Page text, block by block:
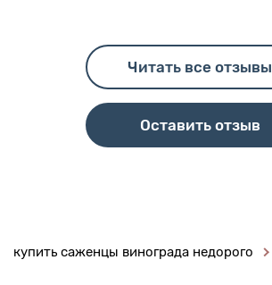
Читать все отзывы
Оставить отзыв
купить саженцы винограда недорого